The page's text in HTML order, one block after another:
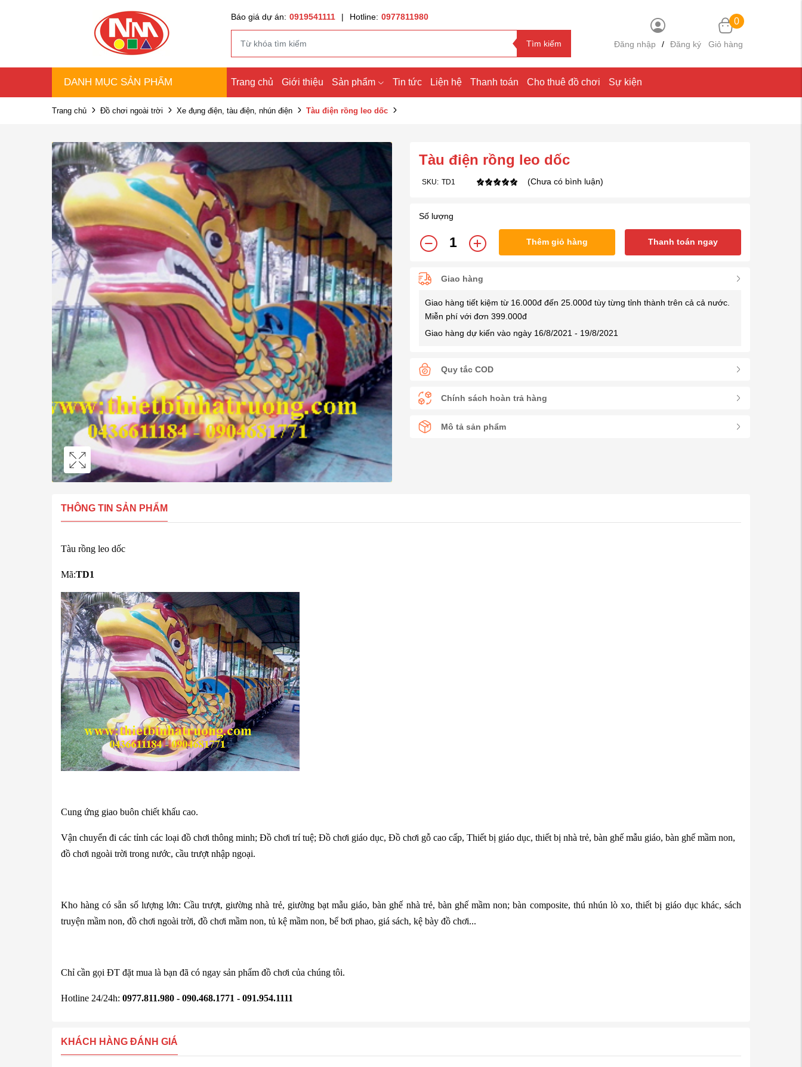
Báo giá dự án: 0919541111 | Hotline: 0977811980
Tìm kiếm Đăng nhập / Đăng ký
0
Giỏ hàng
DANH MỤC SẢN PHẨM Trang chủ Giới thiệu Sản phẩm Tin tức Liện hệ Thanh toán Cho thuê đồ chơi Sự kiện
Trang chủ Đồ chơi ngoài trời Xe đụng điện, tàu điện, nhún điện Tàu điện rồng leo dốc
Tàu điện rồng leo dốc
SKU: TD1 (Chưa có bình luận)
Số lượng
Thêm giỏ hàng Thanh toán ngay
Giao hàng
Giao hàng tiết kiệm từ 16.000đ đến 25.000đ tùy từng tỉnh thành trên cả cả nước.
Miễn phí với đơn 399.000đ
Giao hàng dự kiến vào ngày 16/8/2021 - 19/8/2021
Quy tắc COD
Chính sách hoàn trả hàng
Mô tả sản phẩm
THÔNG TIN SẢN PHẨM
Tàu rồng leo dốc
Mã:TD1
Cung ứng giao buôn chiết khấu cao.
Vận chuyển đi các tỉnh các loại đồ chơi thông minh; Đồ chơi trí tuệ; Đồ chơi giáo dục, Đồ chơi gỗ cao cấp, Thiết bị giáo dục, thiết bị nhà trẻ, bàn ghế mẫu giáo, bàn ghế mầm non,
đồ chơi ngoài trời trong nước, cầu trượt nhập ngoại.
Kho hàng có sẵn số lượng lớn: Cầu trượt, giường nhà trẻ, giường bạt mẫu giáo, bàn ghế nhà trẻ, bàn ghế mầm non; bàn composite, thú nhún lò xo, thiết bị giáo dục khác, sách
truyện mầm non, đồ chơi ngoài trời, đồ chơi mầm non, tủ kệ mầm non, bể bơi phao, giá sách, kệ bày đồ chơi...
Chỉ cần gọi ĐT đặt mua là bạn đã có ngay sản phẩm đồ chơi của chúng tôi.
Hotline 24/24h: 0977.811.980 - 090.468.1771 - 091.954.1111
KHÁCH HÀNG ĐÁNH GIÁ